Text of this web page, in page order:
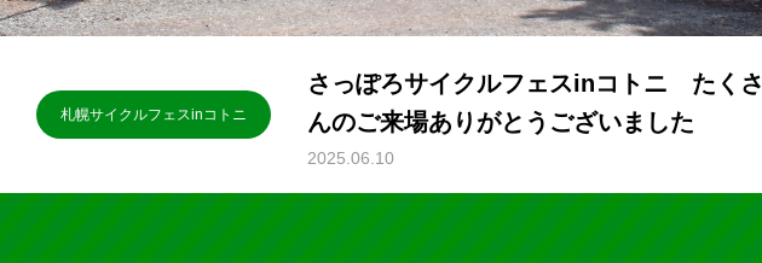
札幌サイクルフェスinコトニ
さっぽろサイクルフェスinコトニ たくさ
んのご来場ありがとうございました
2025.06.10